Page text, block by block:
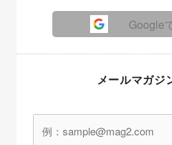
Google
メールマガジ